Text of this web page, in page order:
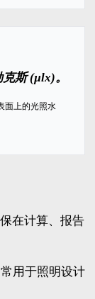
斯 (µlx)。
面上的光照水
在计算、报告
用于照明设计